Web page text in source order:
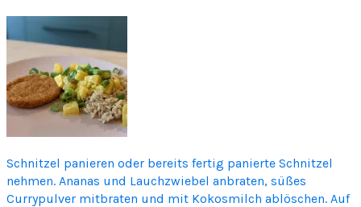
Schnitzel panieren oder bereits fertig panierte Schnitzel
nehmen. Ananas und Lauchzwiebel anbraten, süßes
Currypulver mitbraten und mit Kokosmilch ablöschen. Auf